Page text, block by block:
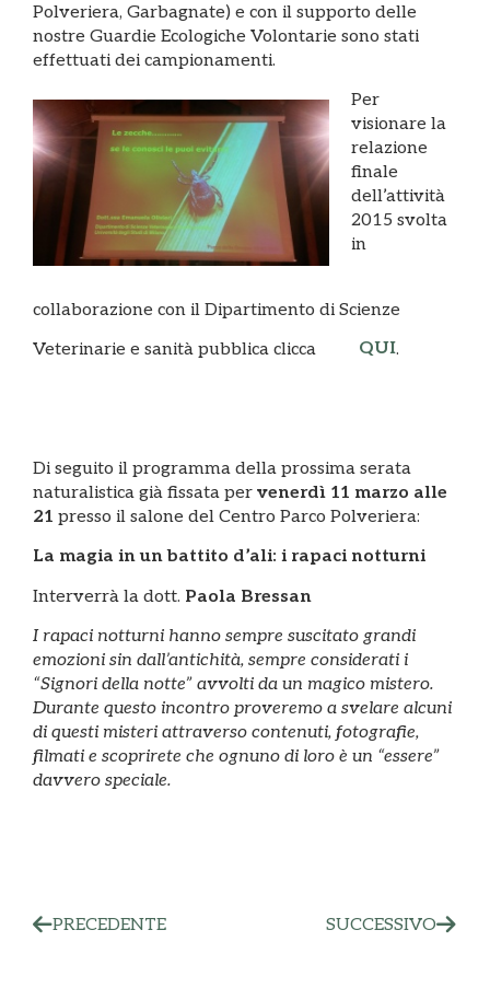
Polveriera, Garbagnate) e con il supporto delle
nostre Guardie Ecologiche Volontarie sono stati
effettuati dei campionamenti.
Per
visionare la
relazione
finale
dell’attività
2015 svolta
in
collaborazione con il Dipartimento di Scienze
Veterinarie e sanità pubblica clicca
QUI.
Di seguito il programma della prossima serata
naturalistica già fissata per venerdì 11 marzo alle
21 presso il salone del Centro Parco Polveriera:
La magia in un battito d’ali: i rapaci notturni
Interverrà la dott. Paola Bressan
I rapaci notturni hanno sempre suscitato grandi
emozioni sin dall’antichità, sempre considerati i
“Signori della notte” avvolti da un magico mistero.
Durante questo incontro proveremo a svelare alcuni
di questi misteri attraverso contenuti, fotografie,
filmati e scoprirete che ognuno di loro è un “essere”
davvero speciale.
PRECEDENTE SUCCESSIVO